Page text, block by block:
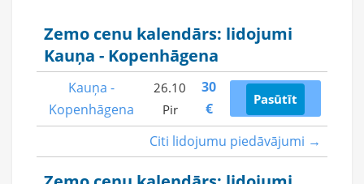
Zemo cenu kalendārs: lidojumi
Kauņa - Kopenhāgena
Citi lidojumu piedāvājumi →
Kauņa -
Kopenhāgena
26.10
Pir
30
€
Pasūtīt